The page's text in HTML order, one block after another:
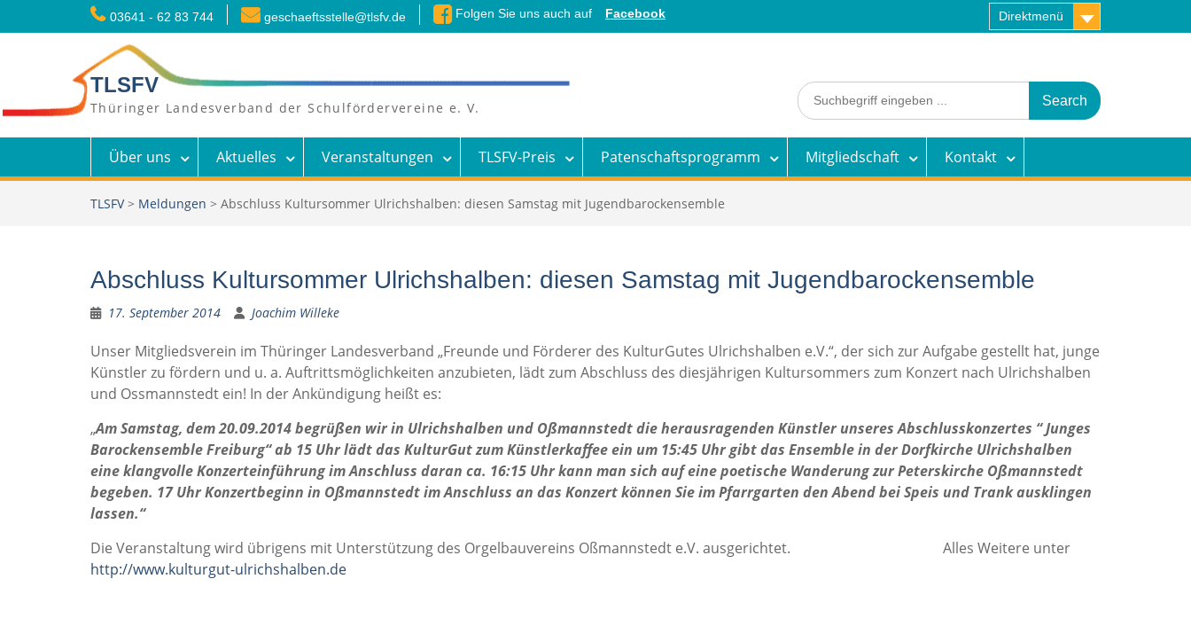
03641 - 62 83 744 geschaeftsstelle@tlsfv.de Folgen Sie uns auch auf Facebook Direktmenü
TLSFV
Thüringer Landesverband der Schulfördervereine e. V.
Search
for:
Über uns Aktuelles Veranstaltungen TLSFV-Preis Patenschaftsprogramm Mitgliedschaft Kontakt
TLSFV> Meldungen > Abschluss Kultursommer Ulrichshalben: diesen Samstag mit Jugendbarockensemble
Abschluss Kultursommer Ulrichshalben: diesen Samstag mit Jugendbarockensemble
17. September 2014 Joachim Willeke
Unser Mitgliedsverein im Thüringer Landesverband „Freunde und Förderer des KulturGutes Ulrichshalben e.V.“, der sich zur Aufgabe gestellt hat, junge
Künstler zu fördern und u. a. Auftrittsmöglichkeiten anzubieten, lädt zum Abschluss des diesjährigen Kultursommers zum Konzert nach Ulrichshalben
und Ossmannstedt ein! In der Ankündigung heißt es:
„Am Samstag, dem 20.09.2014 begrüßen wir in Ulrichshalben und Oßmannstedt die herausragenden Künstler unseres Abschlusskonzertes “ Junges
Barockensemble Freiburg“ ab 15 Uhr lädt das KulturGut zum Künstlerkaffee ein um 15:45 Uhr gibt das Ensemble in der Dorfkirche Ulrichshalben
eine klangvolle Konzerteinführung im Anschluss daran ca. 16:15 Uhr kann man sich auf eine poetische Wanderung zur Peterskirche Oßmannstedt
begeben. 17 Uhr Konzertbeginn in Oßmannstedt im Anschluss an das Konzert können Sie im Pfarrgarten den Abend bei Speis und Trank ausklingen
lassen.“
Die Veranstaltung wird übrigens mit Unterstützung des Orgelbauvereins Oßmannstedt e.V. ausgerichtet. Alles Weitere unter
http://www.kulturgut-ulrichshalben.de